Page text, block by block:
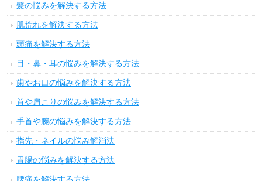
髪の悩みを解決する方法
肌荒れを解決する方法
頭痛を解決する方法
目・鼻・耳の悩みを解決する方法
歯やお口の悩みを解決する方法
首や肩こりの悩みを解決する方法
手首や腕の悩みを解決する方法
指先・ネイルの悩み解消法
胃腸の悩みを解決する方法